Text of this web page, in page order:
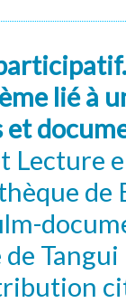
lié à
Lecture
de